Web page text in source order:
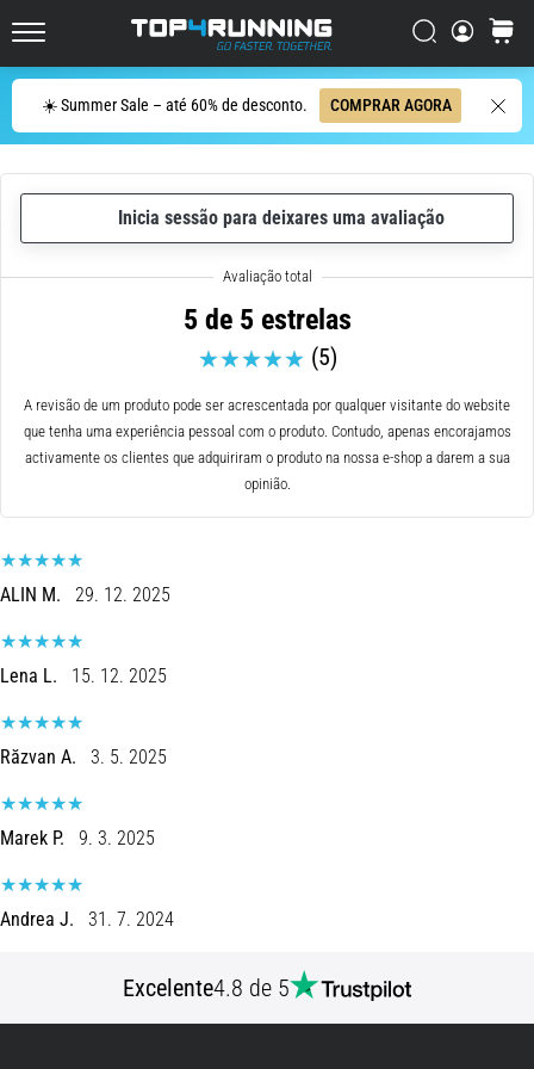
☀️ Summer Sale – até 60% de desconto. COMPRAR AGORA
Procurar
cesto
Procurar
resumido
em
frase:
dói,
mas
vale
pena!
Que
tipos
de…
8 minutos lendo
Corrida
vaivém
e
teste
beep:
O
que
e
como
são
o
Inicia sessão para deixares uma avaliação
5 de 5 estrelas
(5)
A revisão de um produto pode ser acrescentada por qualquer visitante do website
que tenha uma experiência pessoal com o produto. Contudo, apenas encorajamos
activamente os clientes que adquiriram o produto na nossa e-shop a darem a sua
opinião.
ALIN M. 29. 12. 2025
Lena L. 15. 12. 2025
Răzvan A. 3. 5. 2025
Marek P. 9. 3. 2025
Andrea J. 31. 7. 2024
Excelente4.8 de 5